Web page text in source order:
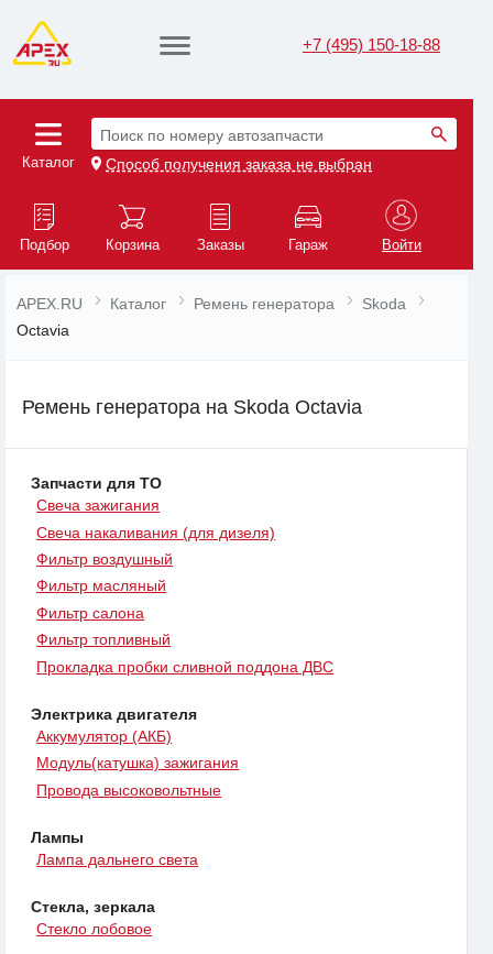
+7 (495) 150-18-88
Каталог
Поиск по номеру автозапчасти
Способ получения заказа не выбран
Подбор Корзина Заказы Гараж Войти
APEX.RU Каталог Ремень генератора
Skoda
Octavia
Ремень генератора на Skoda Octavia
Запчасти для ТО
Свеча зажигания
Свеча накаливания (для дизеля)
Фильтр воздушный
Фильтр масляный
Фильтр салона
Фильтр топливный
Прокладка пробки сливной поддона ДВС
Электрика двигателя
Аккумулятор (АКБ)
Модуль(катушка) зажигания
Провода высоковольтные
Лампы
Лампа дальнего света
Стекла, зеркала
Стекло лобовое